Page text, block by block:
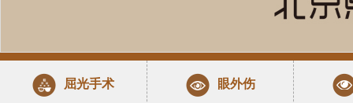
屈光手术 眼外伤